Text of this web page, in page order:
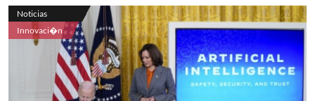
Noticias
Innovaci�n